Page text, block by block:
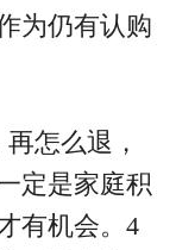
为仍有认购
怎么退，
定是家庭积
有机会。4